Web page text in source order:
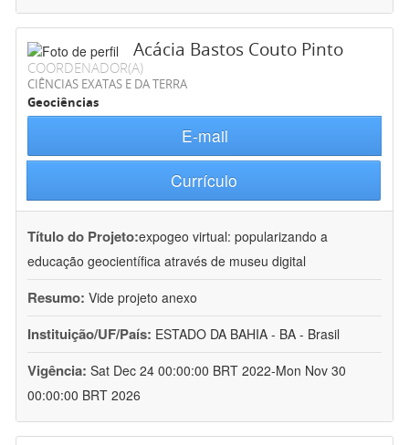
Acácia Bastos Couto Pinto
COORDENADOR(A)
CIÊNCIAS EXATAS E DA TERRA
Geociências
E-mail
Currículo
Título do Projeto:expogeo virtual: popularizando a
educação geocientífica através de museu digital
Resumo: Vide projeto anexo
Instituição/UF/País: ESTADO DA BAHIA - BA - Brasil
Vigência: Sat Dec 24 00:00:00 BRT 2022-Mon Nov 30
00:00:00 BRT 2026